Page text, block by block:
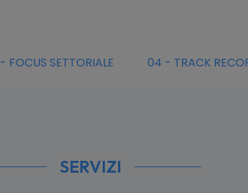
- FOCUS SETTORIALE 04 - TRACK
SERVIZI